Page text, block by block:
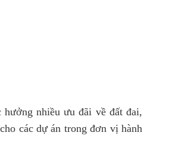
nhiều ưu đãi về đất đai,
các dự án trong đơn vị hành